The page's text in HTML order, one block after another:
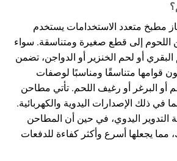
مطبخ متعدد الاستخدامات يستخدم
اللحوم إلى قطع صغيرة ومتناسقة. سواء
أو لحم الخنزير أو الدواجن، تضمن
قوامها متناسقًا ومناسبًا لوصفات
أو البرغر أو رغيف اللحم. تأتي مطاحن
في ذلك الإصدارات اليدوية والكهربائية.
التدوير اليدوي، في حين أن المطاحن
مما يجعلها أسرع وأكثر كفاءة للدفعات